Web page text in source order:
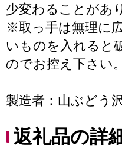
少変わることがあ
※取っ手は無理に
いものを入れると
のでお控え下さい。
製造者：山ぶどう
返礼品の詳